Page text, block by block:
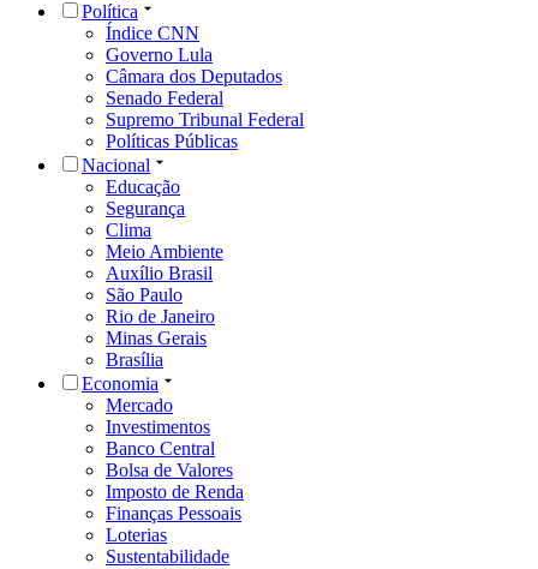
Política
Índice CNN
Governo Lula
Câmara dos Deputados
Senado Federal
Supremo Tribunal Federal
Políticas Públicas
Nacional
Educação
Segurança
Clima
Meio Ambiente
Auxílio Brasil
São Paulo
Rio de Janeiro
Minas Gerais
Brasília
Economia
Mercado
Investimentos
Banco Central
Bolsa de Valores
Imposto de Renda
Finanças Pessoais
Loterias
Sustentabilidade